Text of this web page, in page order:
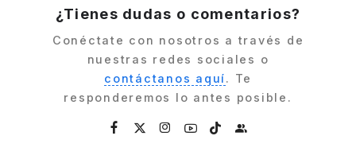
¿Tienes dudas o comentarios?
Conéctate con nosotros a través de
nuestras redes sociales o
contáctanos aquí. Te
responderemos lo antes posible.